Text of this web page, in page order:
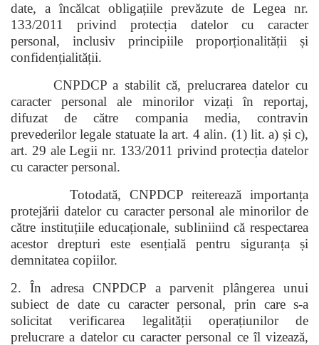
date, a încălcat obligațiile prevăzute de Legea nr.
133/2011 privind protecția datelor cu caracter
personal, inclusiv principiile proporționalității și
confidențialității.
CNPDCP a stabilit că, prelucrarea datelor cu
caracter personal ale minorilor vizați în reportaj,
difuzat de către compania media, contravin
prevederilor legale statuate la art. 4 alin. (1) lit. a) și c),
art. 29 ale Legii nr. 133/2011 privind protecția datelor
cu caracter personal.
Totodată, CNPDCP reiterează importanța
protejării datelor cu caracter personal ale minorilor de
către instituțiile educaționale, subliniind că respectarea
acestor drepturi este esențială pentru siguranța și
demnitatea copiilor.
2. În adresa CNPDCP a parvenit plângerea unui
subiect de date cu caracter personal, prin care s-a
solicitat verificarea legalității operațiunilor de
prelucrare a datelor cu caracter personal ce îl vizează,